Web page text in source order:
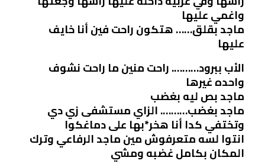
واغمي عليها
ماجد بقلق…… هتكون راحت فين أنا خايف
عليها
الأب ببرود………. راحت منين ما راحت نشوف
واحده غيرها
ماجد بص ليه بغضب
ماجد بغضب………. الزاي مستشفى زي دي
وتختفي كدا أنا هخر*بها على دماغكوا
انتوا لسه متعرفوش مين ماجد الرفاعي وترك
المكان بكامل غضبه ومشي